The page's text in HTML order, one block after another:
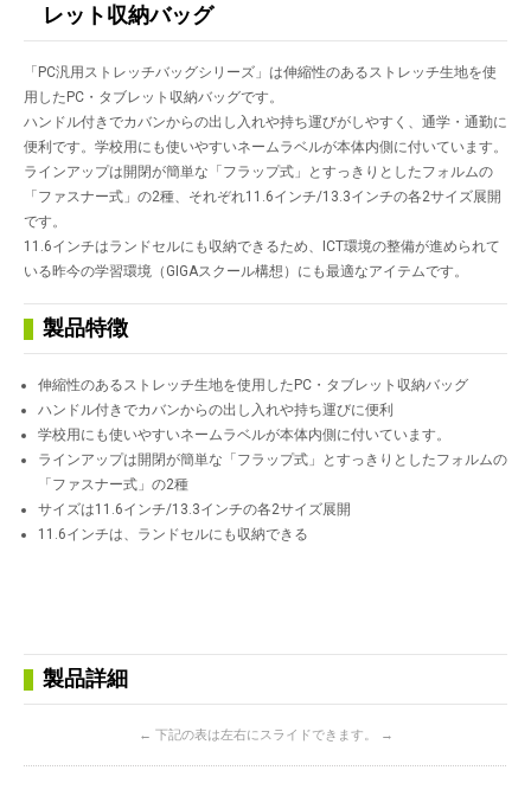
レット収納バッグ
「PC汎用ストレッチバッグシリーズ」は伸縮性のあるストレッチ生地を使
用したPC・タブレット収納バッグです。
ハンドル付きでカバンからの出し入れや持ち運びがしやすく、通学・通勤に
便利です。学校用にも使いやすいネームラベルが本体内側に付いています。
ラインアップは開閉が簡単な「フラップ式」とすっきりとしたフォルムの
「ファスナー式」の2種、それぞれ11.6インチ/13.3インチの各2サイズ展開
です。
11.6インチはランドセルにも収納できるため、ICT環境の整備が進められて
いる昨今の学習環境（GIGAスクール構想）にも最適なアイテムです。
製品特徴
伸縮性のあるストレッチ生地を使用したPC・タブレット収納バッグ
ハンドル付きでカバンからの出し入れや持ち運びに便利
学校用にも使いやすいネームラベルが本体内側に付いています。
ラインアップは開閉が簡単な「フラップ式」とすっきりとしたフォルムの
「ファスナー式」の2種
サイズは11.6インチ/13.3インチの各2サイズ展開
11.6インチは、ランドセルにも収納できる
製品詳細
← 下記の表は左右にスライドできます。 →